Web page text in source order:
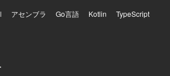
アセンブラ Go言語 Kotlin
TypeScript